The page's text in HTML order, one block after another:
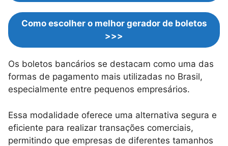
Como escolher o melhor gerador de boletos
>>>
Os boletos bancários se destacam como uma das
formas de pagamento mais utilizadas no Brasil,
especialmente entre pequenos empresários.
Essa modalidade oferece uma alternativa segura e
eficiente para realizar transações comerciais,
permitindo que empresas de diferentes tamanhos